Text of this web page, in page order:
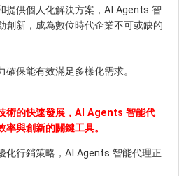
提供個人化解決方案，AI Agents 智
創新，成為數位時代企業不可或缺的
保能有效滿足多樣化需求。
術的快速發展，AI Agents 智能代
與創新的關鍵工具。
化行銷策略，AI Agents 智能代理正